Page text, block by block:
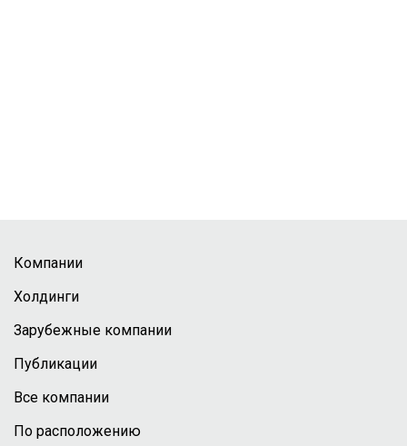
Компании
Холдинги
Зарубежные компании
Публикации
Все компании
По расположению